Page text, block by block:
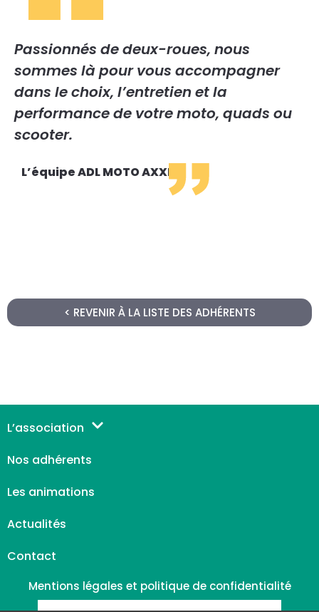
Passionnés de deux-roues, nous
sommes là pour vous accompagner
dans le choix, l’entretien et la
performance de votre moto, quads ou
scooter.
L’équipe ADL MOTO AXXE
< REVENIR À LA LISTE DES ADHÉRENTS
L’association
Nos adhérents
Les animations
Actualités
Contact
Mentions légales et politique de confidentialité